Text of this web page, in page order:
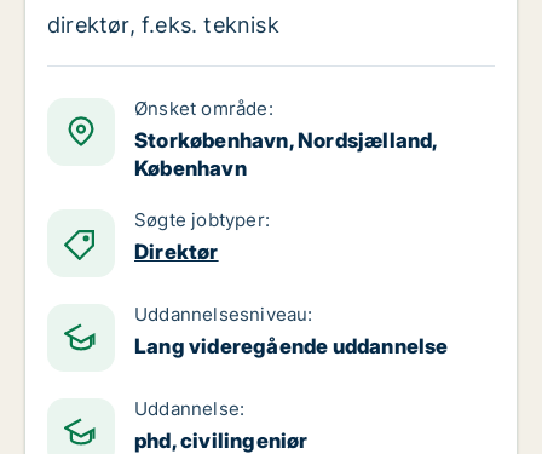
direktør, f.eks. teknisk
Ønsket område:
Storkøbenhavn, Nordsjælland,
København
Søgte jobtyper:
Direktør
Uddannelsesniveau:
Lang videregående uddannelse
Uddannelse:
phd, civilingeniør